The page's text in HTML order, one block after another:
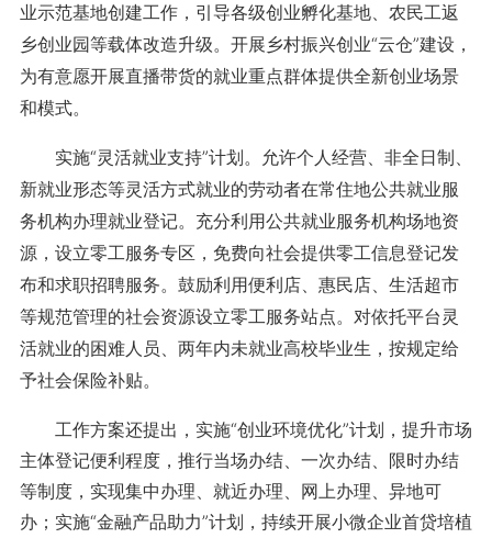
业示范基地创建工作，引导各级创业孵化基地、农民工返
乡创业园等载体改造升级。开展乡村振兴创业“云仓”建设，
为有意愿开展直播带货的就业重点群体提供全新创业场景
和模式。
实施“灵活就业支持”计划。允许个人经营、非全日制、
新就业形态等灵活方式就业的劳动者在常住地公共就业服
务机构办理就业登记。充分利用公共就业服务机构场地资
源，设立零工服务专区，免费向社会提供零工信息登记发
布和求职招聘服务。鼓励利用便利店、惠民店、生活超市
等规范管理的社会资源设立零工服务站点。对依托平台灵
活就业的困难人员、两年内未就业高校毕业生，按规定给
予社会保险补贴。
工作方案还提出，实施“创业环境优化”计划，提升市场
主体登记便利程度，推行当场办结、一次办结、限时办结
等制度，实现集中办理、就近办理、网上办理、异地可
办；实施“金融产品助力”计划，持续开展小微企业首贷培植